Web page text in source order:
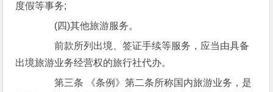
度假等事务;
(四)其他旅游服务。
前款所列出境、签证手续等服务，应当由具备
出境旅游业务经营权的旅行社代办。
第三条 《条例》第二条所称国内旅游业务，是